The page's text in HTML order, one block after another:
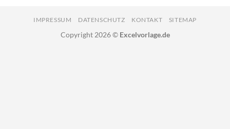
IMPRESSUM DATENSCHUTZ KONTAKT SITEMAP
Copyright 2026 © Excelvorlage.de